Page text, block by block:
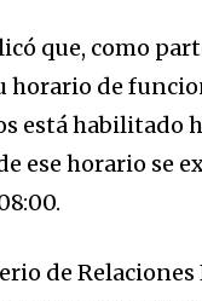
que, como
de
está habilitado
ese horario se
de